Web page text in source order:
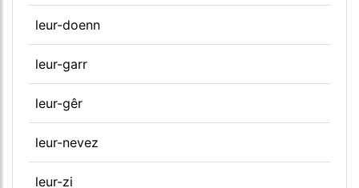
leur-doenn
leur-garr
leur-gêr
leur-nevez
leur-zi